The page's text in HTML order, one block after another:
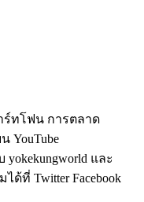
ร์ทโฟน การตลาด
YouTube
yokekungworld และ
ได้ที่ Twitter Facebook